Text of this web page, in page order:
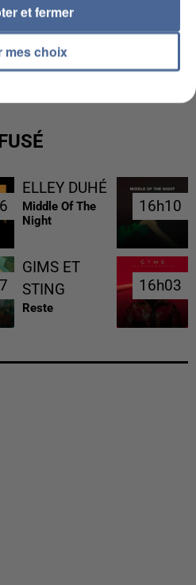
EMPORTÉE PAR UNE
SAVOIE
ELLEY DUHÉ
Middle Of The
Night
16h10
16h10
GIMS ET
STING
Reste
16h03
16h03
mes choix
et fermer